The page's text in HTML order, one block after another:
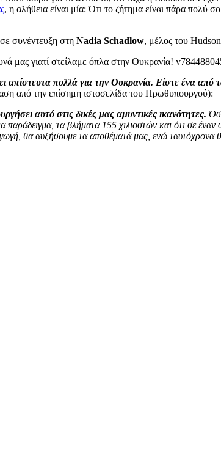
, η αλήθεια είναι μία: Ότι το ζήτημα είναι πάρα πολύ
συνέντευξη στη Nadia Schadlow, μέλος του
απίστευτα πολλά για την Ουκρανία. Είστε ένα
από την επίσημη ιστοσελίδα του Πρωθυπουργού):
αυτό στις δικές μας αμυντικές ικανότητες.
παράδειγμα, τα βλήματα 155 χιλιοστών και ότι σε
θα αυξήσουμε τα αποθέματά μας, ενώ ταυτόχρονα